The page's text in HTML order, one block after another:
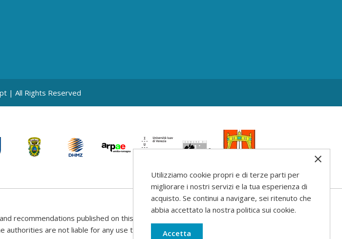
| All Rights Reserved
recommendations published on this web site
authorities are not liable for any use that may be
Utilizziamo cookie propri e di terze parti per
migliorare i nostri servizi e la tua esperienza di
acquisto. Se continui a navigare, sei ritenuto che
abbia accettato la nostra politica sui cookie.
Accetta